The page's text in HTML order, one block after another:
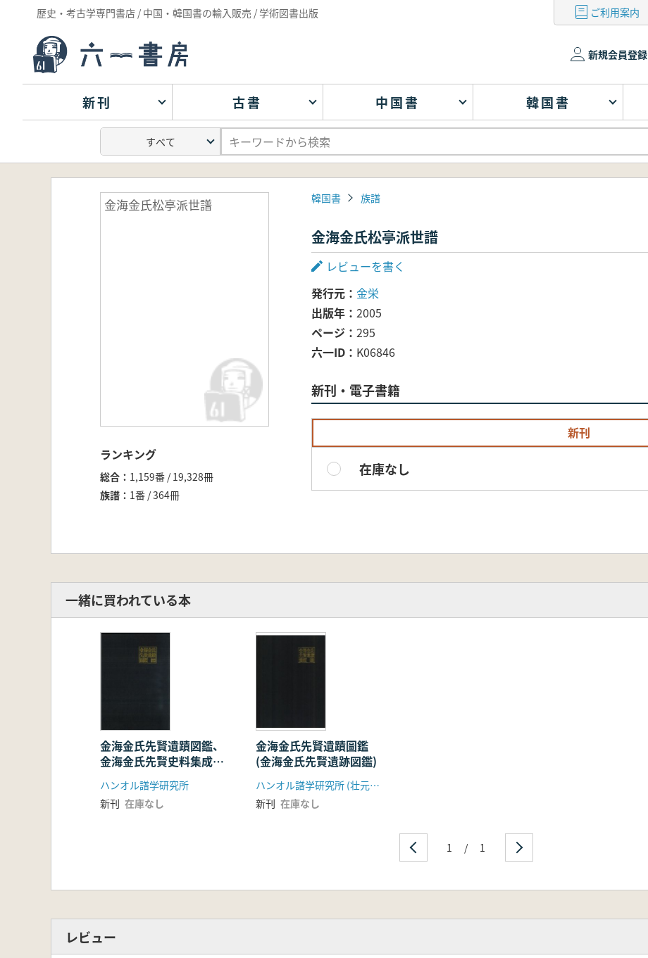
歴史・考古学専門書店 / 中国・韓国書の輸入販売 / 学術図書出版 ご利用案内
新規会員登録
新刊 古書 中国書 韓国書
金海金氏松亭派世譜
ランキング
総合
1,159番 / 19,328冊
族譜
1番 / 364冊
韓国書 族譜
金海金氏松亭派世譜
レビューを書く
発行元
金栄
出版年
2005
ページ
295
六一ID
K06846
新刊・電子書籍
新刊
在庫なし
一緒に買われている本
金海金氏先賢遺蹟図鑑、
金海金氏先賢史料集成、
譜學総覧 全3巻
ハンオル譜学研究所
新刊 在庫なし
金海金氏先賢遺蹟圖鑑
(金海金氏先賢遺跡図鑑)
ハンオル譜学研究所 (壮元出版社附設)
新刊 在庫なし
1 / 1
レビュー